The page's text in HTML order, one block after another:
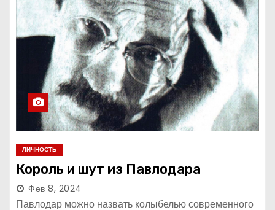
ЛИЧНОСТЬ
Король и шут из Павлодара
Фев 8, 2024
Павлодар можно назвать колыбелью современного